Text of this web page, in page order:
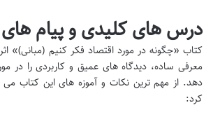
درس های کلیدی و پیام
کتاب «چگونه در مورد اقتصاد فکر کنیم (مبانی)»
معرفی ساده، دیدگاه های عمیق و کاربردی را در
دهد. از مهم ترین نکات و آموزه های این کتاب می
کرد: